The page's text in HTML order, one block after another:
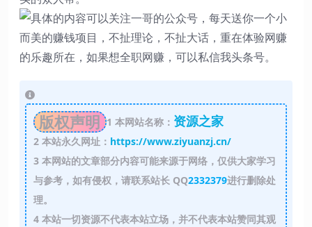
​具体的内容可以关注一哥的公众号，每天送你一个小
而美的赚钱项目，不扯理论，不扯大话，重在体验网赚
的乐趣所在，如果想全职网赚，可以私信我头条号。
版权声明 1 本网站名称： 资源之家
2本站永久网址： https://www.ziyuanzj.cn/
3本网站的文章部分内容可能来源于网络，仅供大家学习
与参考，如有侵权，请联系站长 QQ2332379进行删除处
理。
4本站一切资源不代表本站立场，并不代表本站赞同其观